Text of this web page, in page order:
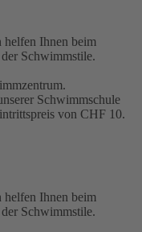
helfen Ihnen beim
Schwimmstile.
Schwimmschule
von CHF 10.
helfen Ihnen beim
Schwimmstile.